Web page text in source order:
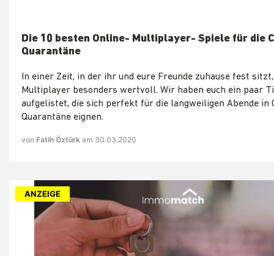
Die 10 besten Online- Multiplayer- Spiele für die
Quarantäne
In einer Zeit, in der ihr und eure Freunde zuhause fest
Multiplayer besonders wertvoll. Wir haben euch ein paar
aufgelistet, die sich perfekt für die langweiligen Abende in
Quarantäne eignen.
von Fatih Öztürk am 30.03.2020
ANZEIGE